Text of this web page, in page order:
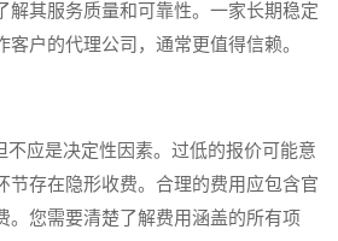
解其服务质量和可靠性。一家长期稳定
户的代理公司，通常更值得信赖。
应是决定性因素。过低的报价可能意
节存在隐形收费。合理的费用应包含官
。您需要清楚了解费用涵盖的所有项